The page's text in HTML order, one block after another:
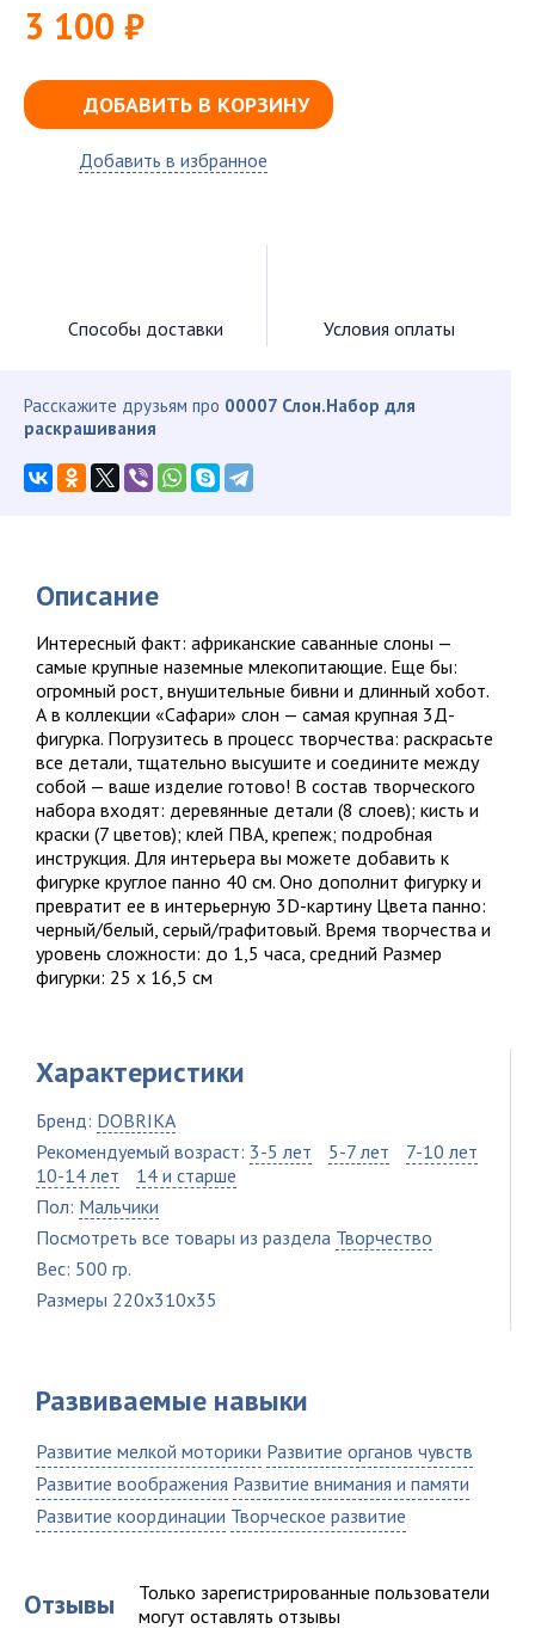
3 100 ₽
ДОБАВИТЬ В КОРЗИНУ
Добавить в избранное
Способы доставки Условия оплаты
Расскажите друзьям про 00007 Слон.Набор для
раскрашивания
Описание
Интересный факт: африканские саванные слоны —
самые крупные наземные млекопитающие. Еще бы:
огромный рост, внушительные бивни и длинный хобот.
А в коллекции «Сафари» слон — самая крупная 3Д-
фигурка. Погрузитесь в процесс творчества: раскрасьте
все детали, тщательно высушите и соедините между
собой — ваше изделие готово! В состав творческого
набора входят: деревянные детали (8 слоев); кисть и
краски (7 цветов); клей ПВА, крепеж; подробная
инструкция. Для интерьера вы можете добавить к
фигурке круглое панно 40 см. Оно дополнит фигурку и
превратит ее в интерьерную 3D-картину Цвета панно:
черный/белый, серый/графитовый. Время творчества и
уровень сложности: до 1,5 часа, средний Размер
фигурки: 25 х 16,5 см
Характеристики
Бренд: DOBRIKA
Рекомендуемый возраст: 3-5 лет 5-7 лет
7-10 лет
10-14 лет
14 и старше
Пол: Мальчики
Посмотреть все товары из раздела Творчество
Вес: 500 гр.
Размеры 220x310x35
Развиваемые навыки
Развитие мелкой моторики Развитие органов чувств
Развитие воображения Развитие внимания и памяти
Развитие координации Творческое развитие
Отзывы
Только зарегистрированные пользователи
могут оставлять отзывы